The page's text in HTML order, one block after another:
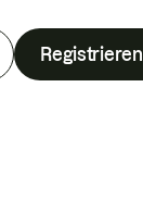
Registrieren